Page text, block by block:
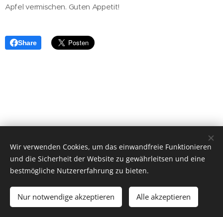
Apfel vermischen. Guten Appetit!
Share
2023 ehrne.bio, Sebastianstr. 25, 6800 Feldkirch/Gisingen
Impressum Datenschutzerklärung Cookies
Wir verwenden Cookies, um das einwandfreie Funktionieren
und die Sicherheit der Website zu gewährleitsen und eine
bestmögliche Nutzererfahrung zu bieten.
Nur notwendige akzeptieren Alle akzeptieren